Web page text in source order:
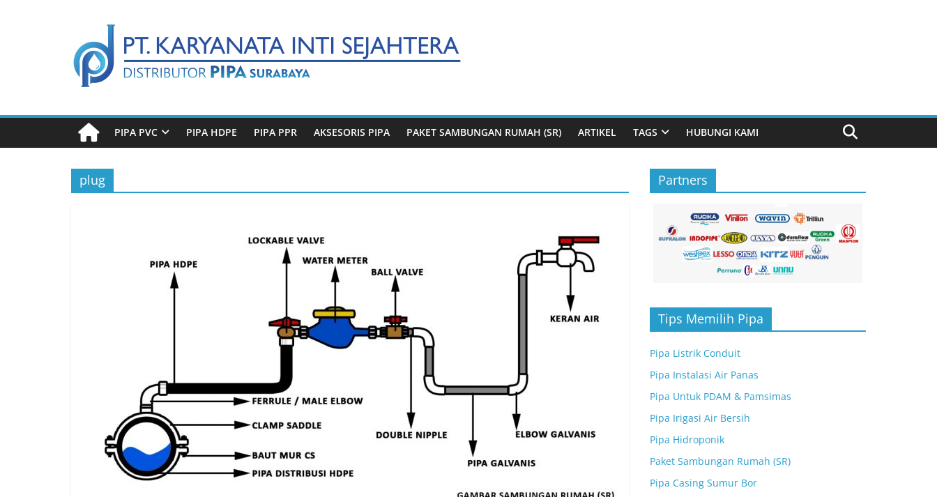
Distributor
Pipa
Surabaya
Melengkapi
kebutuhanmu
PIPA PVC PIPA HDPE PIPA PPR AKSESORIS PIPA PAKET SAMBUNGAN RUMAH (SR) ARTIKEL TAGS HUBUNGI KAMI
plug Partners
Tips Memilih Pipa
Pipa Listrik Conduit
Pipa Instalasi Air Panas
Pipa Untuk PDAM & Pamsimas
Pipa Irigasi Air Bersih
Pipa Hidroponik
Paket Sambungan Rumah (SR)
Pipa Casing Sumur Bor